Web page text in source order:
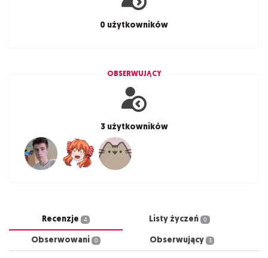
0 użytkowników
OBSERWUJĄCY
3 użytkowników
Recenzje 4 Listy życzeń 0
Obserwowani 0 Obserwujący 3